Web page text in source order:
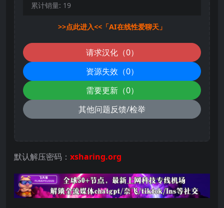
累计销量: 19
>>点此进入<<「AI在线性爱聊天」
请求汉化（0）
资源失效（0）
需要更新（0）
其他问题反馈/检举
默认解压密码： xsharing.org